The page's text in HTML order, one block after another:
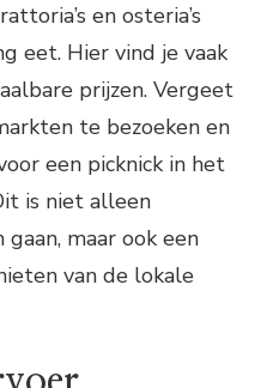
en osteria’s
eet. Hier vind je vaak
prijzen. Vergeet
te bezoeken en
een picknick in het
is niet alleen
maar ook een
van de lokale